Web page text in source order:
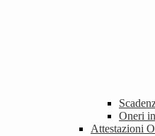
Oneri
Attestazioni